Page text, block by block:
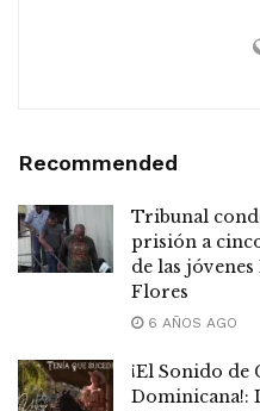
Recommended
Tribunal
prisión a
de las jóvenes
Flores
6 AÑOS AGO
¡El Sonido de
Dominicana!: